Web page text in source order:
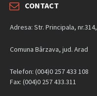
CONTACT
Adresa: Str. Principala, nr.314,
Comuna Bârzava, jud. Arad
Telefon: (004)0 257 433 108
Fax: (004)0 257 433.311